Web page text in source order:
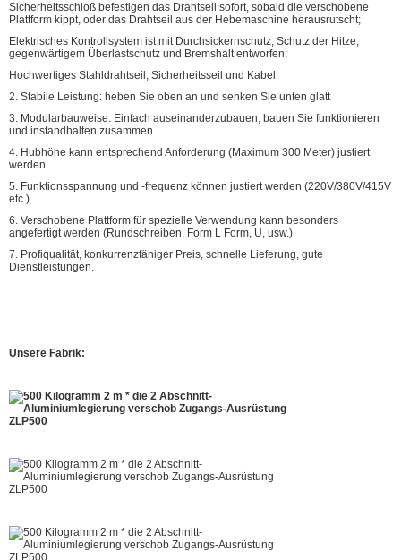
Sicherheitsschloß befestigen das Drahtseil sofort, sobald die verschobene
Plattform kippt, oder das Drahtseil aus der Hebemaschine herausrutscht;
Elektrisches Kontrollsystem ist mit Durchsickernschutz, Schutz der Hitze,
gegenwärtigem Überlastschutz und Bremshalt entworfen;
Hochwertiges Stahldrahtseil, Sicherheitsseil und Kabel.
2. Stabile Leistung: heben Sie oben an und senken Sie unten glatt
3. Modularbauweise. Einfach auseinanderzubauen, bauen Sie funktionieren
und instandhalten zusammen.
4. Hubhöhe kann entsprechend Anforderung (Maximum 300 Meter) justiert
werden
5. Funktionsspannung und -frequenz können justiert werden (220V/380V/415V
etc.)
6. Verschobene Plattform für spezielle Verwendung kann besonders
angefertigt werden (Rundschreiben, Form L Form, U, usw.)
7. Profiqualität, konkurrenzfähiger Preis, schnelle Lieferung, gute
Dienstleistungen.
Unsere Fabrik: